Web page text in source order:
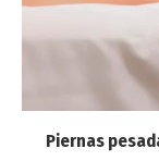
Piernas